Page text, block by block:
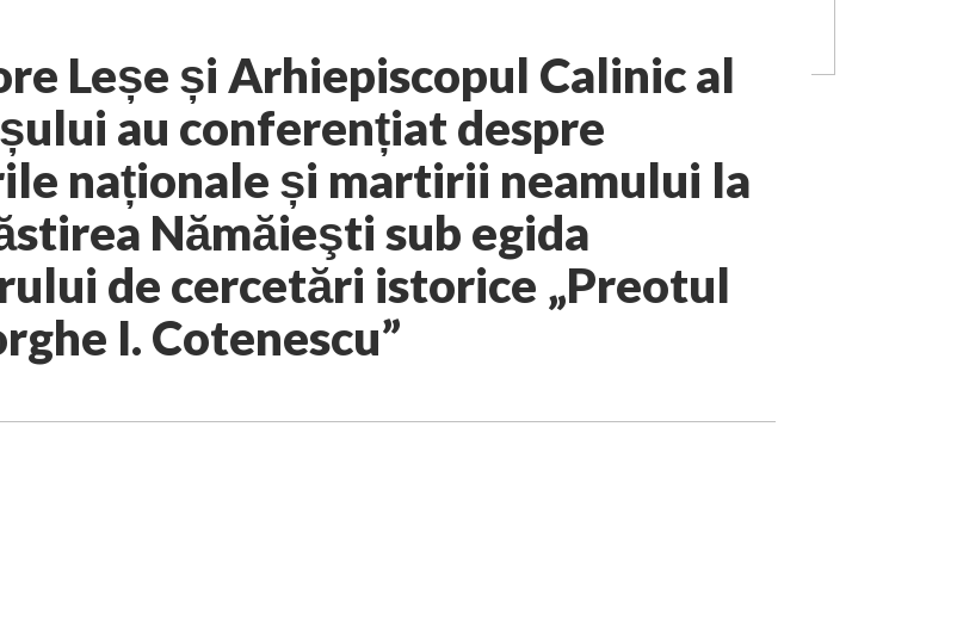
Leșe și Arhiepiscopul Calinic al
au conferențiat despre
naționale și martirii neamului la
Nămăieşti sub egida
de cercetări istorice „Preotul
I. Cotenescu”